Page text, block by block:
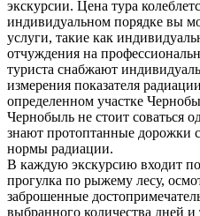
экскурсии. Цена тура
индивидуальном порядке вы
услуги, такие как
отчуждения на
туриста снабжают
измерения показателя
определенном участке
Чернобыль не стоит соваться
знают протоптанные дорожки
нормы радиации.
В каждую экскурсию входит
прогулка по рыжему лесу,
заброшенные
выбранного количества дней